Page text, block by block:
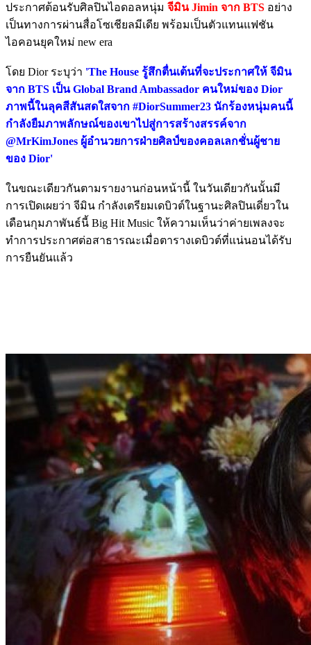
ประกาศต้อนรับศิลปินไอดอลหนุ่ม จีมิน Jimin จาก BTS อย่าง
เป็นทางการผ่านสื่อโซเชียลมีเดีย พร้อมเป็นตัวแทนแฟชัน
ไอคอนยุคใหม่ new era
โดย Dior ระบุว่า 'The House รู้สึกตื่นเต้นที่จะประกาศให้ จีมิน
จาก BTS เป็น Global Brand Ambassador คนใหม่ของ Dior
ภาพนี้ในลุคสีสันสดใสจาก #DiorSummer23 นักร้องหนุ่มคนนี้
กำลังยืมภาพลักษณ์ของเขาไปสู่การสร้างสรรค์จาก
@MrKimJones ผู้อำนวยการฝ่ายศิลป์ของคอลเลกชั่นผู้ชาย
ของ Dior'
ในขณะเดียวกันตามรายงานก่อนหน้านี้ ในวันเดียวกันนั้นมี
การเปิดเผยว่า จีมิน กำลังเตรียมเดบิวต์ในฐานะศิลปินเดี่ยวใน
เดือนกุมภาพันธ์นี้ Big Hit Music ให้ความเห็นว่าค่ายเพลงจะ
ทำการประกาศต่อสาธารณะเมื่อตารางเดบิวต์ที่แน่นอนได้รับ
การยืนยันแล้ว